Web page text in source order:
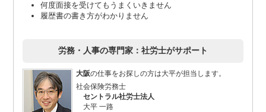
何度面接を受けてもうまくいきません
履歴書の書き方がわかりません
労務・人事の専門家：社労士がサポート
大阪の仕事をお探しの方は大平が担当します。
社会保険労務士
セントラル社労士法人
大平 一路